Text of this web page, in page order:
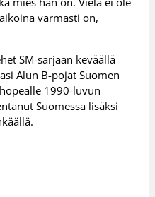
varmasti on,
SM-sarjaan keväällä
Alun B-pojat Suomen
1990-luvun
Suomessa lisäksi